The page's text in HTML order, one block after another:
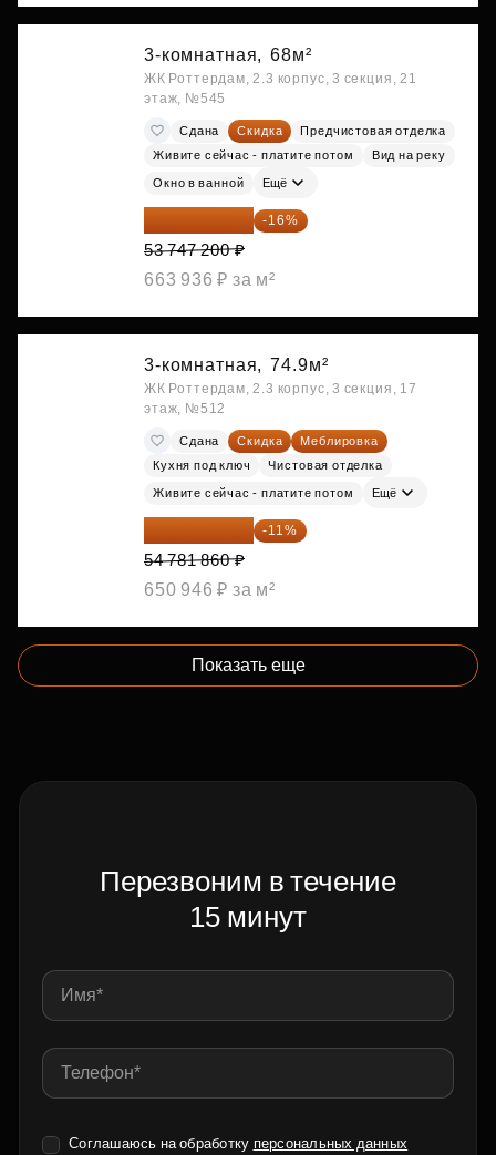
3-комнатная, 68м²
ЖК Роттердам, 2.3 корпус, 3 секция, 21
этаж, №545
Сдана Скидка
Предчистовая отделка
Живите сейчас - платите потом
Вид на реку
Окно в ванной Ещё
45 147 648 ₽ -16%
53 747 200 ₽
663 936 ₽ за м²
3-комнатная, 74.9м²
ЖК Роттердам, 2.3 корпус, 3 секция, 17
этаж, №512
Сдана Скидка
Меблировка
Кухня под ключ
Чистовая отделка
Живите сейчас - платите потом Ещё
48 755 855 ₽ -11%
54 781 860 ₽
650 946 ₽ за м²
Показать еще
Перезвоним в течение
15 минут
Соглашаюсь на обработку персональных данных